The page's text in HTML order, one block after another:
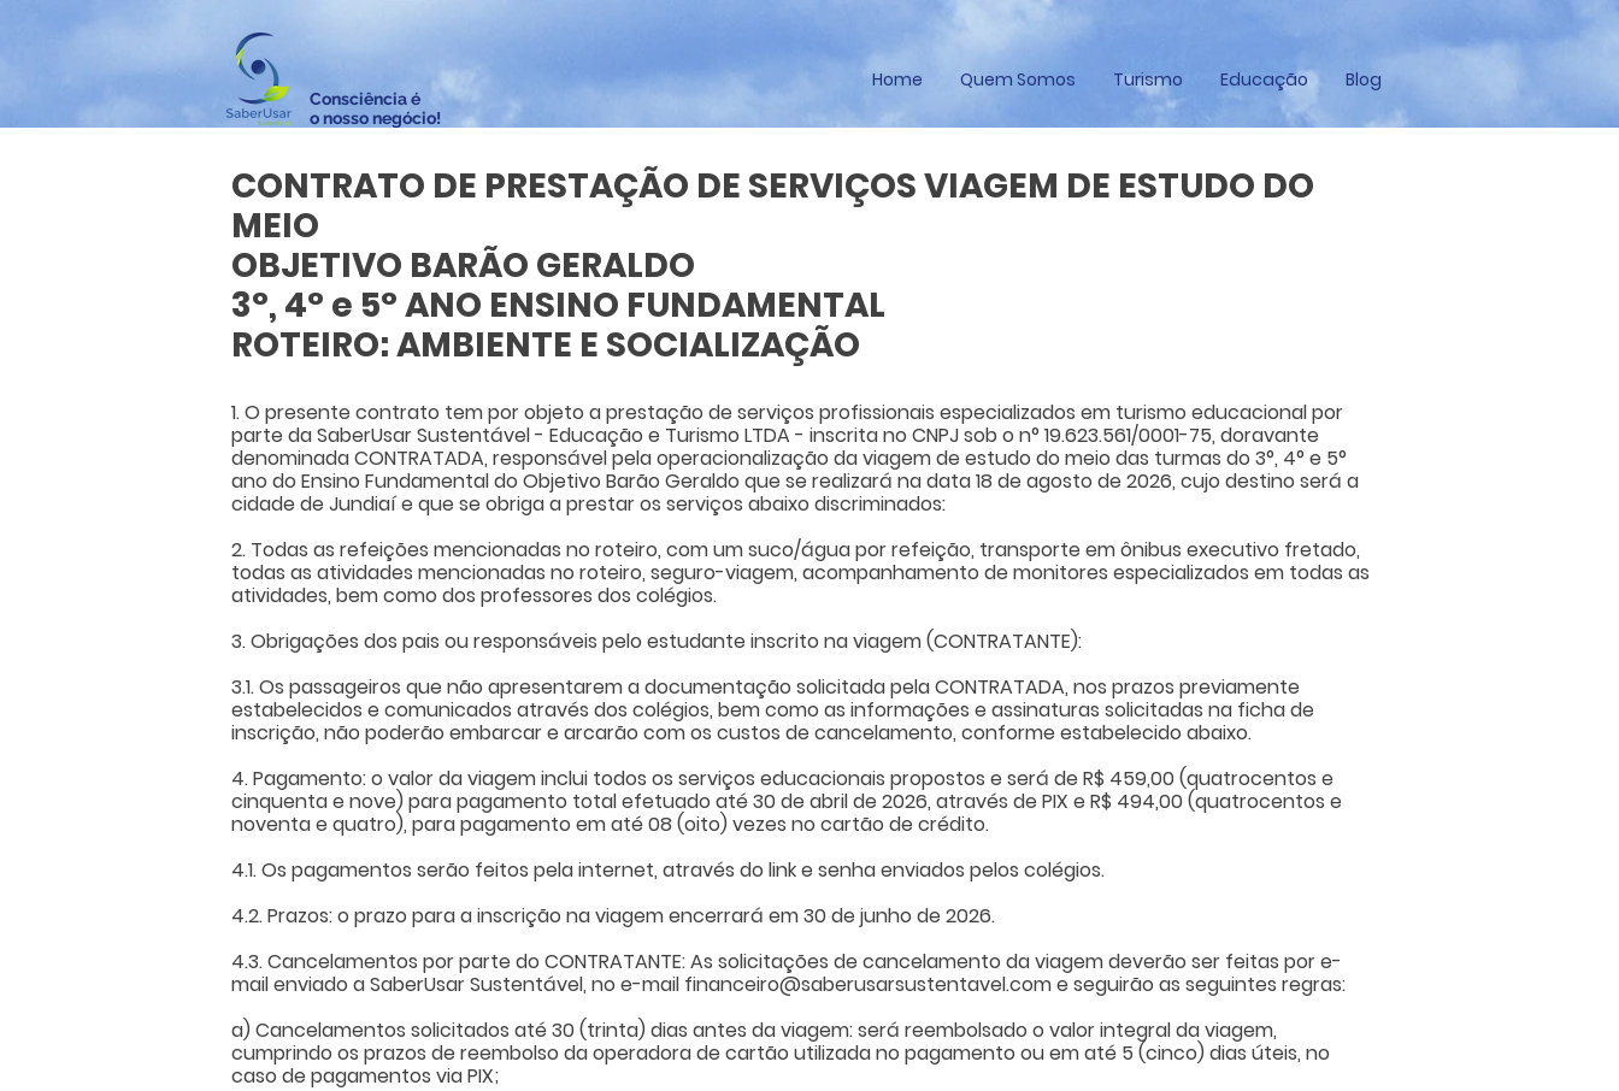
Consciência é
o nosso negócio!
Home Quem Somos Turismo Educação Blog
CONTRATO DE PRESTAÇÃO DE SERVIÇOS VIAGEM DE ESTUDO DO
MEIO
OBJETIVO BARÃO GERALDO
3°, 4° e 5° ANO ENSINO FUNDAMENTAL
ROTEIRO: AMBIENTE E SOCIALIZAÇÃO
1. O presente contrato tem por objeto a prestação de serviços profissionais especializados em turismo educacional por
parte da SaberUsar Sustentável - Educação e Turismo LTDA - inscrita no CNPJ sob o n° 19.623.561/0001-75, doravante
denominada CONTRATADA, responsável pela operacionalização da viagem de estudo do meio das turmas do 3°, 4° e 5°
ano do Ensino Fundamental do Objetivo Barão Geraldo que se realizará na data 18 de agosto de 2026, cujo destino será a
cidade de Jundiaí e que se obriga a prestar os serviços abaixo discriminados:
2. Todas as refeições mencionadas no roteiro, com um suco/água por refeição, transporte em ônibus executivo fretado,
todas as atividades mencionadas no roteiro, seguro-viagem, acompanhamento de monitores especializados em todas as
atividades, bem como dos professores dos colégios.
3. Obrigações dos pais ou responsáveis pelo estudante inscrito na viagem (CONTRATANTE):
3.1. Os passageiros que não apresentarem a documentação solicitada pela CONTRATADA, nos prazos previamente
estabelecidos e comunicados através dos colégios, bem como as informações e assinaturas solicitadas na ficha de
inscrição, não poderão embarcar e arcarão com os custos de cancelamento, conforme estabelecido abaixo.
4. Pagamento: o valor da viagem inclui todos os serviços educacionais propostos e será de R$ 459,00 (quatrocentos e
cinquenta e nove) para pagamento total efetuado até 30 de abril de 2026, através de PIX e R$ 494,00 (quatrocentos e
noventa e quatro), para pagamento em até 08 (oito) vezes no cartão de crédito.
4.1. Os pagamentos serão feitos pela internet, através do link e senha enviados pelos colégios.
4.2. Prazos: o prazo para a inscrição na viagem encerrará em 30 de junho de 2026.
4.3. Cancelamentos por parte do CONTRATANTE: As solicitações de cancelamento da viagem deverão ser feitas por e-
mail enviado a SaberUsar Sustentável, no e-mail financeiro@saberusarsustentavel.come seguirão as seguintes regras:
a) Cancelamentos solicitados até 30 (trinta) dias antes da viagem: será reembolsado o valor integral da viagem,
cumprindo os prazos de reembolso da operadora de cartão utilizada no pagamento ou em até 5 (cinco) dias úteis, no
caso de pagamentos via PIX;